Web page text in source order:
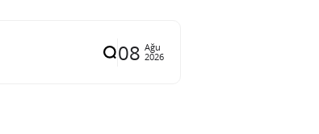
08 Ağu
2026